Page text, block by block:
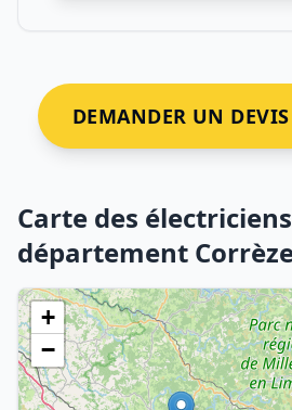
DEMANDER UN
Carte des
département
+
−